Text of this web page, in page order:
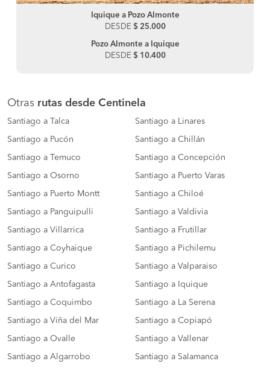
Iquique a Pozo Almonte
DESDE $ 25.000
Pozo Almonte a Iquique
DESDE $ 10.400
Otras rutas desde Centinela
Santiago a Talca Santiago a Linares
Santiago a Pucón Santiago a Chillán
Santiago a Temuco Santiago a Concepción
Santiago a Osorno Santiago a Puerto Varas
Santiago a Puerto Montt Santiago a Chiloé
Santiago a Panguipulli Santiago a Valdivia
Santiago a Villarrica Santiago a Frutillar
Santiago a Coyhaique Santiago a Pichilemu
Santiago a Curico Santiago a Valparaiso
Santiago a Antofagasta Santiago a Iquique
Santiago a Coquimbo Santiago a La Serena
Santiago a Viña del Mar Santiago a Copiapó
Santiago a Ovalle Santiago a Vallenar
Santiago a Algarrobo Santiago a Salamanca